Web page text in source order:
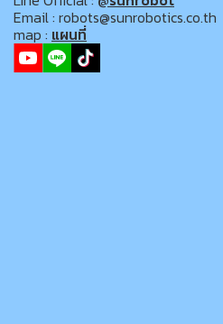
Email : robots@sunrobotics.co.th
map : แผนที่